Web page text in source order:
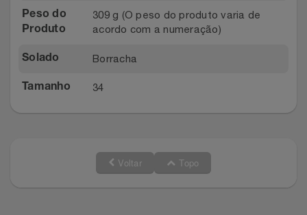
Relógios
Stanley Pmi
The Bar
Top Store
Peso do
Produto
309 g (O peso do produto varia de
acordo com a numeração)
Solado Borracha
Tamanho 34
Voltar Topo